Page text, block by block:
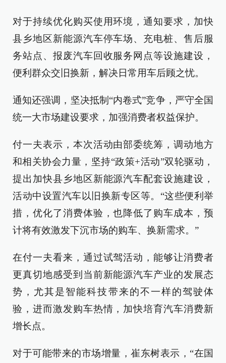
对于持续优化购买使用环境，通知要求，加快
县乡地区新能源汽车停车场、充电桩、售后服
务站点、报废汽车回收服务网点等设施建设，
便利群众交旧换新，解决日常用车后顾之忧。
通知还强调，坚决抵制“内卷式”竞争，严守全国
统一大市场建设要求，加强消费者权益保护。
付一夫表示，本次活动由部委统筹，调动地方
和相关协会力量，坚持“政策+活动”双轮驱动，
提出加快县乡地区新能源汽车配套设施建设，
活动中设置汽车以旧换新专区等。“这些便利举
措，优化了消费体验，也降低了购车成本，预
计将有效激发下沉市场的购车、换新需求。”
在付一夫看来，通过试驾活动，能够让消费者
更真切地感受到当前新能源汽车产业的发展态
势，尤其是智能科技带来的不一样的驾驶体
验，进而激发购车热情，加快培育汽车消费新
增长点。
对于可能带来的市场增量，崔东树表示，“在国